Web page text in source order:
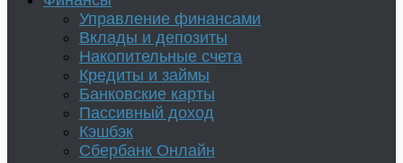
Управление финансами
Вклады и депозиты
Накопительные счета
Кредиты и займы
Банковские карты
Пассивный доход
Кэшбэк
Сбербанк Онлайн